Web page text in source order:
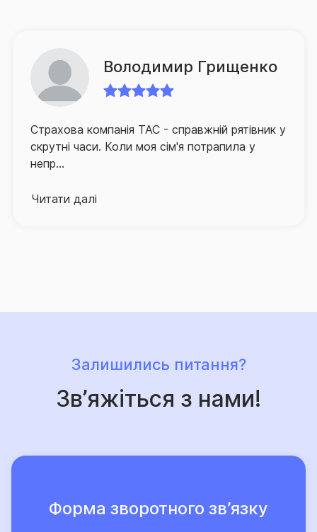
відшкодування.
Для забезпечення зручності клієнтів та їх
активно розвиває й партнерську мережу по всій
Україні, а контакт-центр компанії, що здійснює
інформаційно-консультаційну підтримку
Володимир Грищенко
Страхова компанія ТАС - справжній рятівник у
скрутні часи. Коли моя сім'я потрапила у
непр...
Читати далі
Залишились питання?
Зв’яжіться з нами!
Форма зворотного зв’язку